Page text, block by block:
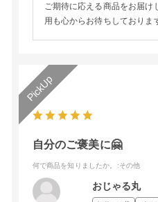
ご期待に応える商品をお届け
用も心からお待ちしておりま
自分のご褒美に🤗
何で商品を知りましたか。 :その他
おじゃる丸